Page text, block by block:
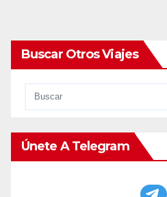
Buscar Otros Viajes
Únete A Telegram